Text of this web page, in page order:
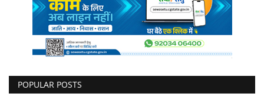
POPULAR POSTS